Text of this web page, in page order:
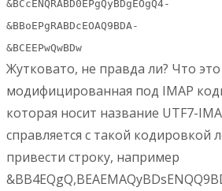
&BCcENQRABD0EPgQyBDgEOgQ4-
&BBoEPgRABDcEOAQ9BDA-
&BCEEPwQwBDw
Жутковато, не правда ли? Что
модифицированная под IMAP
которая носит название UTF7-
справляется с такой кодировкой
привести строку, например